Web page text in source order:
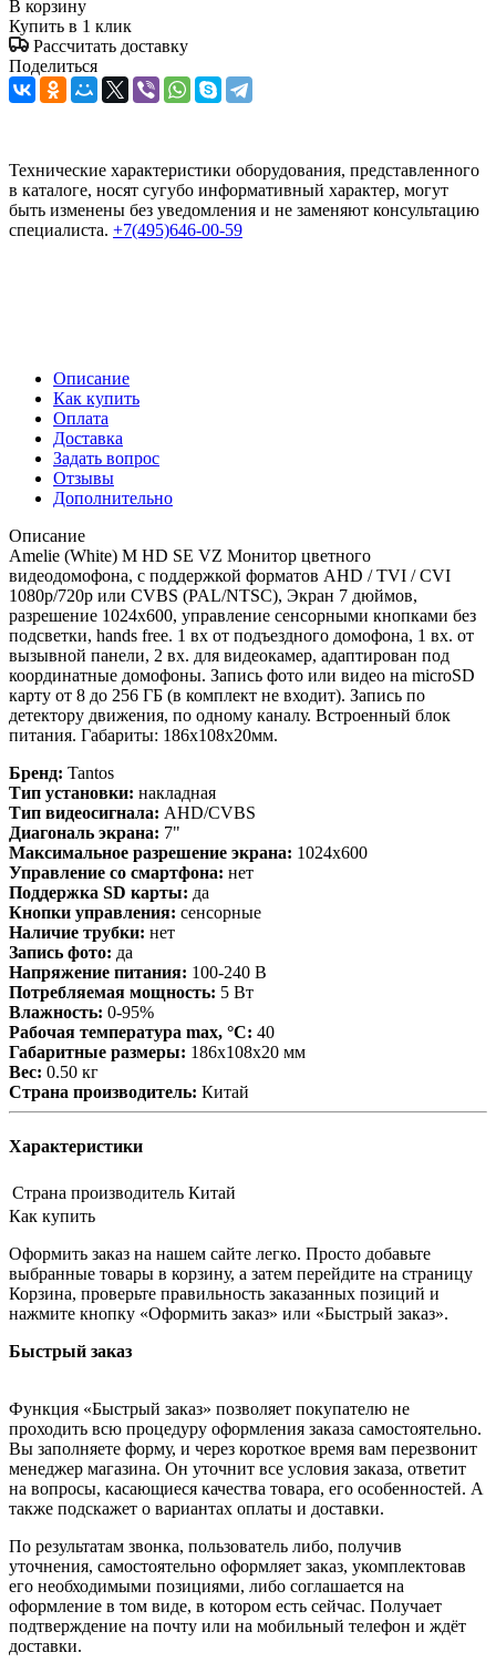
В корзину
Купить в 1 клик
Рассчитать доставку
Поделиться
Технические характеристики оборудования, представленного
в каталоге, носят сугубо информативный характер, могут
быть изменены без уведомления и не заменяют консультацию
специалиста. +7(495)646-00-59
Описание
Как купить
Оплата
Доставка
Задать вопрос
Отзывы
Дополнительно
Описание
Amelie (White) M HD SE VZ Монитор цветного
видеодомофона, с поддержкой форматов AHD / TVI / CVI
1080р/720p или CVBS (PAL/NTSC), Экран 7 дюймов,
разрешение 1024х600, управление сенсорными кнопками без
подсветки, hands free. 1 вх от подъездного домофона, 1 вх. от
вызывной панели, 2 вх. для видеокамер, адаптирован под
координатные домофоны. Запись фото или видео на microSD
карту от 8 до 256 ГБ (в комплект не входит). Запись по
детектору движения, по одному каналу. Встроенный блок
питания. Габариты: 186х108х20мм.
Бренд: Tantos
Тип установки: накладная
Тип видеосигнала: AHD/CVBS
Диагональ экрана: 7"
Максимальное разрешение экрана: 1024x600
Управление со смартфона: нет
Поддержка SD карты: да
Кнопки управления: сенсорные
Наличие трубки: нет
Запись фото: да
Напряжение питания: 100-240 В
Потребляемая мощность: 5 Вт
Влажность: 0-95%
Рабочая температура max, °С: 40
Габаритные размеры: 186х108х20 мм
Вес: 0.50 кг
Страна производитель: Китай
Характеристики
Страна производитель Китай
Как купить
Оформить заказ на нашем сайте легко. Просто добавьте
выбранные товары в корзину, а затем перейдите на страницу
Корзина, проверьте правильность заказанных позиций и
нажмите кнопку «Оформить заказ» или «Быстрый заказ».
Быстрый заказ
Функция «Быстрый заказ» позволяет покупателю не
проходить всю процедуру оформления заказа самостоятельно.
Вы заполняете форму, и через короткое время вам перезвонит
менеджер магазина. Он уточнит все условия заказа, ответит
на вопросы, касающиеся качества товара, его особенностей. А
также подскажет о вариантах оплаты и доставки.
По результатам звонка, пользователь либо, получив
уточнения, самостоятельно оформляет заказ, укомплектовав
его необходимыми позициями, либо соглашается на
оформление в том виде, в котором есть сейчас. Получает
подтверждение на почту или на мобильный телефон и ждёт
доставки.